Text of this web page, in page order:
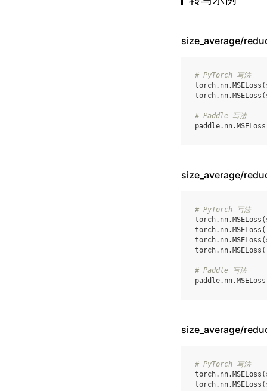
size_average/
# PyTorch 写法
torch. nn. MSELoss (
torch. nn. MSELoss (
# Paddle 写法
paddle. nn. MSELoss
size_average/
# PyTorch 写法
torch. nn. MSELoss (
torch. nn. MSELoss (
torch. nn. MSELoss (
torch. nn. MSELoss
# Paddle 写法
paddle. nn. MSELoss
size_average/
# PyTorch 写法
torch. nn. MSELoss (
torch. nn. MSELoss (